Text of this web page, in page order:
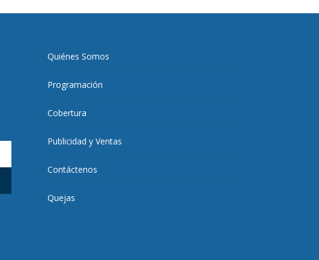
Quiénes Somos
Programación
Cobertura
Publicidad y Ventas
Contáctenos
Quejas